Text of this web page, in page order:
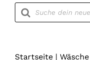
Products
search
Startseite| Wäsche